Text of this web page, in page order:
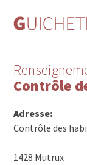
Contrôle
Adresse:
Contrôle des
1428 Mutrux